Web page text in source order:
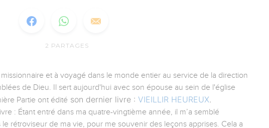
2 PARTAGES
et à voyagé dans le monde entier au service de la direction
de Dieu. Il sert aujourd'hui avec son épouse au sein de l'église
Partie ont édité son dernier livre : VIEILLIR HEUREUX.
: Étant entré dans ma quatre-vingtième année, il m’a semblé
rétroviseur de ma vie, pour me souvenir des leçons apprises. Cela a